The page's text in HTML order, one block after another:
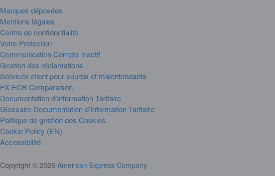
Marques déposées
Mentions légales
Centre de confidentialité
Votre Protection
Communication Compte inactif
Gestion des réclamations
Services client pour sourds et malentendants
FX-ECB Comparaison
Documentation d’Information Tarifaire
Glossaire Documentation d’Information Tarifaire
Politique de gestion des Cookies
Cookie Policy (EN)
Accessibilité
Copyright © 2026 American Express Company